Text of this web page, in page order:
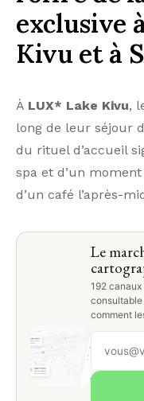
exclusive
Kivu et à
À LUX* Lake Kivu,
long de leur séjour
du rituel d’accueil
spa et d’un
d’un café l’après-
Le
192
consultable
comment